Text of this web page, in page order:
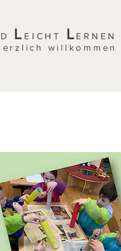
L EICHT L ERNEN
willkommen